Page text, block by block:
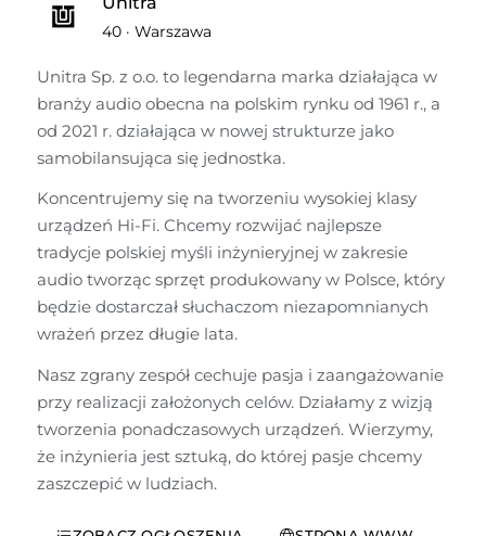
40 ·Warszawa
Unitra Sp. z o.o. to legendarna marka działająca w
branży audio obecna na polskim rynku od 1961 r., a
od 2021 r. działająca w nowej strukturze jako
samobilansująca się jednostka.
Koncentrujemy się na tworzeniu wysokiej klasy
urządzeń Hi-Fi. Chcemy rozwijać najlepsze
tradycje polskiej myśli inżynieryjnej w zakresie
audio tworząc sprzęt produkowany w Polsce, który
będzie dostarczał słuchaczom niezapomnianych
wrażeń przez długie lata.
Nasz zgrany zespół cechuje pasja i zaangażowanie
przy realizacji założonych celów. Działamy z wizją
tworzenia ponadczasowych urządzeń. Wierzymy,
że inżynieria jest sztuką, do której pasje chcemy
zaszczepić w ludziach.